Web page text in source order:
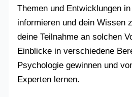
Themen und Entwicklungen
informieren und dein Wissen
deine Teilnahme an solchen
Einblicke in verschiedene
Psychologie gewinnen und
Experten lernen.